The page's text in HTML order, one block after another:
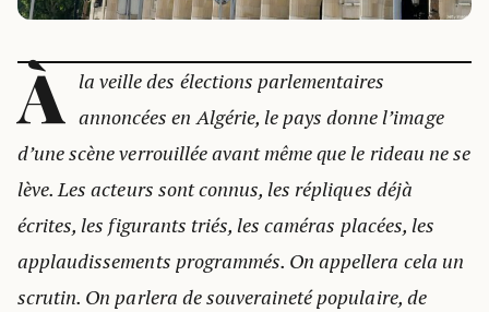
À la veille des élections parlementaires
annoncées en Algérie, le pays donne l’image
d’une scène verrouillée avant même que le rideau ne se
lève. Les acteurs sont connus, les répliques déjà
écrites, les figurants triés, les caméras placées, les
applaudissements programmés. On appellera cela un
scrutin. On parlera de souveraineté populaire, de